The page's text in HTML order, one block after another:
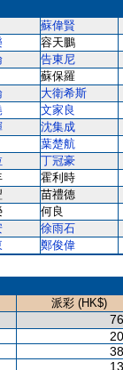
蘇偉賢
容天鵬
告東尼
蘇保羅
大衛希斯
文家良
沈集成
葉楚航
丁冠豪
霍利時
苗禮德
何良
徐雨石
鄭俊偉
派彩 (HK$)